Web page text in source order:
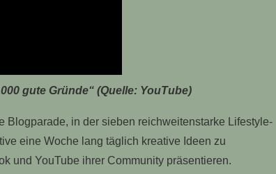
gute Gründe“ (Quelle: YouTube)
in der sieben reichweitenstarke Lifestyle-
eine Woche lang täglich kreative Ideen zu
und YouTube ihrer Community präsentieren.